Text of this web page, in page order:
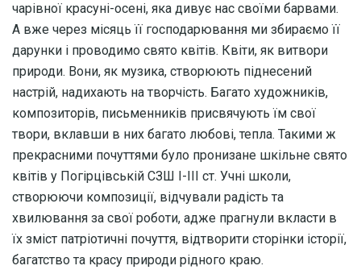
чарівної красуні-осені, яка дивує нас своїми барвами.
А вже через місяць її господарювання ми збираємо її
дарунки і проводимо свято квітів. Квіти, як витвори
природи. Вони, як музика, створюють піднесений
настрій, надихають на творчість. Багато художників,
композиторів, письменників присвячують їм свої
твори, вклавши в них багато любові, тепла. Такими ж
прекрасними почуттями було пронизане шкільне свято
квітів у Погірцівській СЗШ І-ІІІ ст. Учні школи,
створюючи композиції, відчували радість та
хвилювання за свої роботи, адже прагнули вкласти в
їх зміст патріотичні почуття, відтворити сторінки історії,
багатство та красу природи рідного краю.